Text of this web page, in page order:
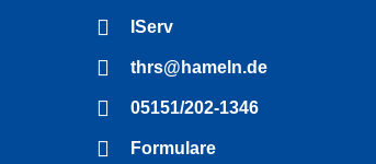
IServ
thrs@hameln.de
05151/202-1346
Formulare